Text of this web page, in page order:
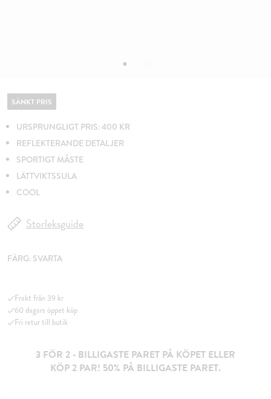
SÄNKT PRIS
URSPRUNGLIGT PRIS: 400 KR
REFLEKTERANDE DETALJER
SPORTIGT MÅSTE
LÄTTVIKTSSULA
COOL
Storleksguide
FÄRG: SVARTA
Frakt från 39 kr
60 dagars öppet köp
Fri retur till butik
3 FÖR 2 - BILLIGASTE PARET PÅ KÖPET ELLER
KÖP 2 PAR! 50% PÅ BILLIGASTE PARET.